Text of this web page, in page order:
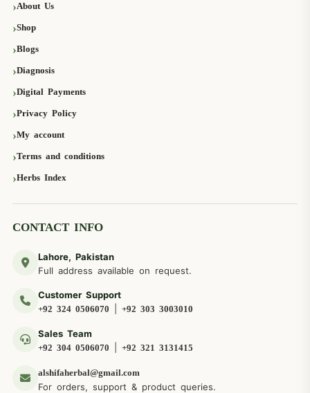
About Us
Shop
Blogs
Diagnosis
Digital Payments
Privacy Policy
My account
Terms and conditions
Herbs Index
CONTACT INFO
Lahore, Pakistan
Full address available on request.
Customer Support
+92 324 0506070 +92 303 3003010
Sales Team
+92 304 0506070 +92 321 3131415
alshifaherbal@gmail.com
For orders, support & product queries.